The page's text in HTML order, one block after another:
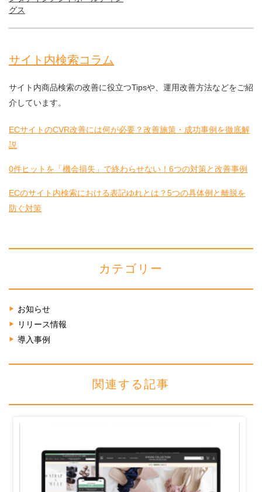
グス
サイト内検索コラム
サイト内商品検索の改善に役立つTipsや、運用改善方法などをご紹
介しています。
ECサイトのCVR改善には何が必要？改善施策・成功事例を徹底解
説
0件ヒットを「機会損失」で終わらせない！6つの対策と改善事例
ECのサイト内検索における表記ゆれとは？5つの具体例と離脱を
防ぐ対策
カテゴリー
お知らせ
リリース情報
導入事例
関連する記事